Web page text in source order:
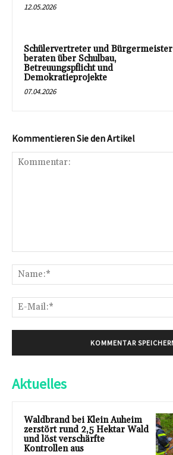
12.05.2026
Schülervertreter und Bürgermeister
beraten über Schulbau,
Betreuungspflicht und
Demokratieprojekte
07.04.2026
Kommentieren Sie den Artikel
Aktuelles
Waldbrand bei Klein Auheim
zerstört rund 2,5 Hektar Wald
und löst verschärfte
Kontrollen aus